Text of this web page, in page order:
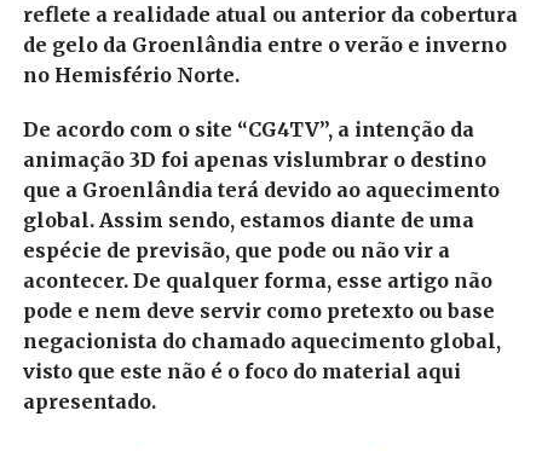
reflete a realidade atual ou anterior da cobertura
de gelo da Groenlândia entre o verão e inverno
no Hemisfério Norte.
De acordo com o site “CG4TV”, a intenção da
animação 3D foi apenas vislumbrar o destino
que a Groenlândia terá devido ao aquecimento
global. Assim sendo, estamos diante de uma
espécie de previsão, que pode ou não vir a
acontecer. De qualquer forma, esse artigo não
pode e nem deve servir como pretexto ou base
negacionista do chamado aquecimento global,
visto que este não é o foco do material aqui
apresentado.